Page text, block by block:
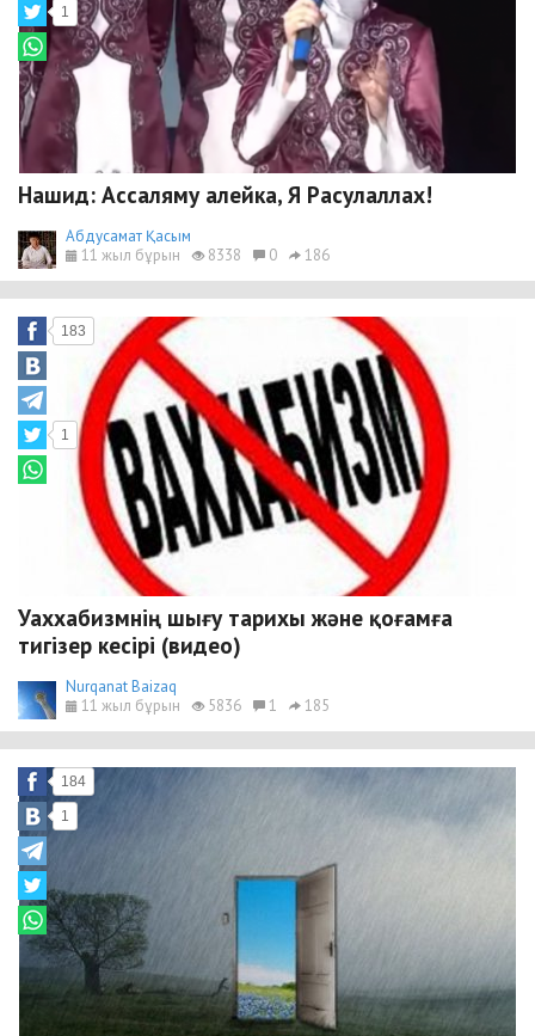
1
Нашид: Ассаляму алейка, Я Расулаллах!
Абдусамат Қасым
11 жыл бұрын
8338 0 186
183
1
Уаххабизмнің шығу тарихы және қоғамға
тигізер кесірі (видео)
Nurqanat Baizaq
11 жыл бұрын
5836 1 185
184
1